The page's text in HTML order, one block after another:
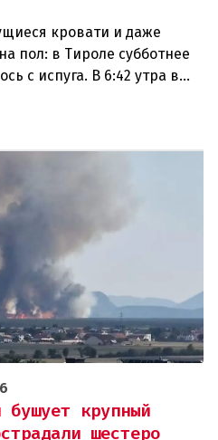
кровати и даже
пол: в Тироле субботнее
с испуга. В 6:42 утра в
крупный
шестеро